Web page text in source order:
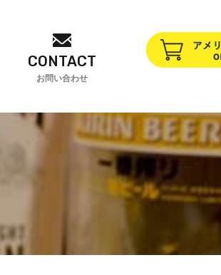
CONTACT
お問い合わせ